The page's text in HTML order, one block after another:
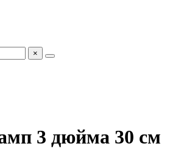
×
3 дюйма 30 см